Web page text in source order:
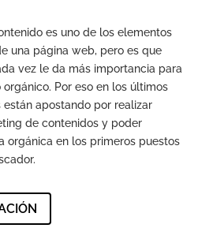
es uno de los elementos
una página web, pero es que
vez le da más importancia para
Por eso en los últimos
están apostando por realizar
de contenidos y poder
orgánica en los primeros puestos